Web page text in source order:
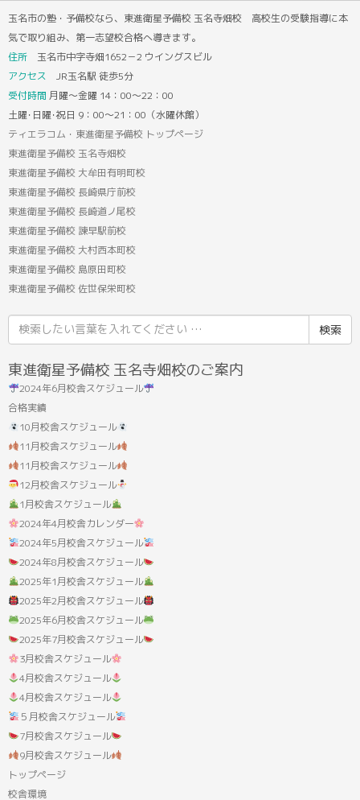
玉名市の塾・予備校なら、東進衛星予備校 玉名寺畑校 高校生の受験指導に本
気で取り組み、第一志望校合格へ導きます。
住所 玉名市中字寺畑1652－2 ウイングスビル
アクセス JR玉名駅 徒歩5分
受付時間 月曜～金曜 14：00～22：00
土曜･日曜･祝日 9：00～21：00（水曜休館）
ティエラコム・東進衛星予備校 トップページ
東進衛星予備校 玉名寺畑校
東進衛星予備校 大牟田有明町校
東進衛星予備校 長崎県庁前校
東進衛星予備校 長崎道ノ尾校
東進衛星予備校 諫早駅前校
東進衛星予備校 大村西本町校
東進衛星予備校 島原田町校
東進衛星予備校 佐世保栄町校
索
結
果:
東進衛星予備校 玉名寺畑校のご案内
2024年6月校舎スケジュール
合格実績
10月校舎スケジュール
11月校舎スケジュール
11月校舎スケジュール
12月校舎スケジュール
1月校舎スケジュール
2024年4月校舎カレンダー
2024年5月校舎スケジュール
2024年8月校舎スケジュール
2025年1月校舎スケジュール
2025年2月校舎スケジュール
2025年6月校舎スケジュール
2025年7月校舎スケジュール
3月校舎スケジュール
4月校舎スケジュール
4月校舎スケジュール
５月校舎スケジュール
7月校舎スケジュール
9月校舎スケジュール
トップページ
校舎環境